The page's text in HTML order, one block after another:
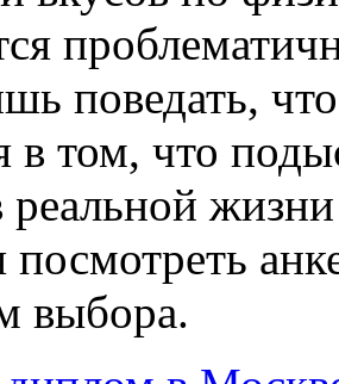
поведать,
в том, что
реальной
посмотреть
выбора.